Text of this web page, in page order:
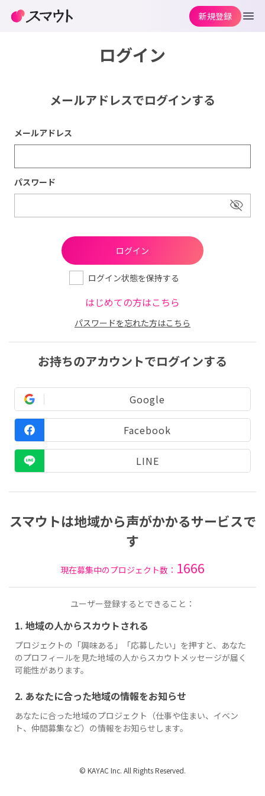
ログイン
メールアドレスでログインする
メールアドレス
パスワード
ログイン状態を保持する
はじめての方はこちら
パスワードを忘れた方はこちら
お持ちのアカウントでログインする
Google
Facebook
LINE
スマウトは地域から声がかかるサービスで
す
現在募集中のプロジェクト数： 1666
ユーザー登録するとできること：
1. 地域の人からスカウトされる
プロジェクトの「興味ある」「応募したい」を押すと、あなた
のプロフィールを見た地域の人からスカウトメッセージが届く
可能性があります。
2. あなたに合った地域の情報をお知らせ
あなたに合った地域のプロジェクト（仕事や住まい、イベン
ト、仲間募集など）の情報をお知らせします。
新規登録
© KAYAC Inc. All Rights Reserved.